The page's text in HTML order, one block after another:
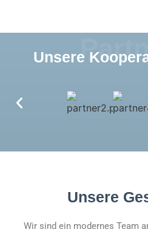
Unsere
Unsere
Wir sind ein modernes Team